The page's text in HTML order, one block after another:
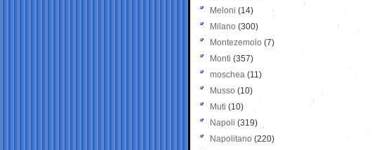
Meloni (14)
Milano (300)
Montezemolo (7)
Monti (357)
moschea (11)
Musso (10)
Muti (10)
Napoli (319)
Napolitano (220)